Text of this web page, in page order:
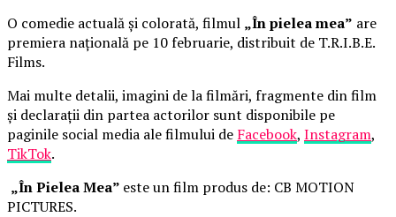
O comedie actuală și colorată, filmul „În pielea mea” are
premiera națională pe 10 februarie, distribuit de T.R.I.B.E.
Films.
Mai multe detalii, imagini de la filmări, fragmente din film
și declarații din partea actorilor sunt disponibile pe
paginile social media ale filmului de Facebook, Instagram,
TikTok.
„În Pielea Mea” este un film produs de: CB MOTION
PICTURES.